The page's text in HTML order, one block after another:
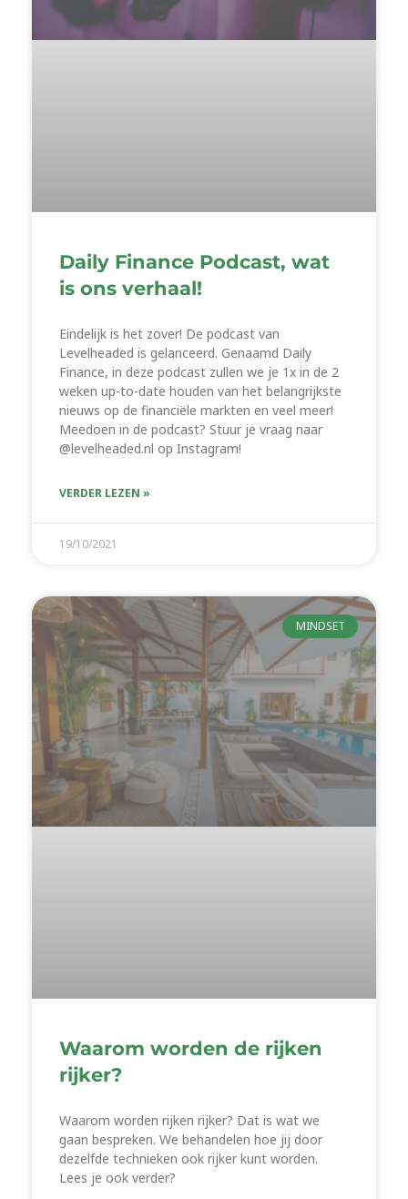
Daily Finance Podcast, wat
is ons verhaal!
Eindelijk is het zover! De podcast van
Levelheaded is gelanceerd. Genaamd Daily
Finance, in deze podcast zullen we je 1x in de 2
weken up-to-date houden van het belangrijkste
nieuws op de financiële markten en veel meer!
Meedoen in de podcast? Stuur je vraag naar
@levelheaded.nl op Instagram!
VERDER LEZEN »
19/10/2021
MINDSET
Waarom worden de rijken
rijker?
Waarom worden rijken rijker? Dat is wat we
gaan bespreken. We behandelen hoe jij door
dezelfde technieken ook rijker kunt worden.
Lees je ook verder?